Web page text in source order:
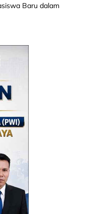
Baru dalam